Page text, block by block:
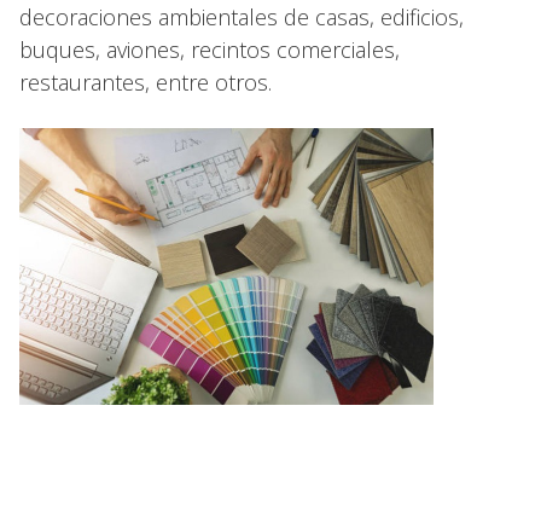
decoraciones ambientales de casas, edificios,
buques, aviones, recintos comerciales,
restaurantes, entre otros.